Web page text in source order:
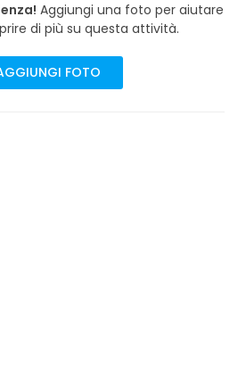
Aggiungi una foto per aiutare
di più su questa attività.
FOTO